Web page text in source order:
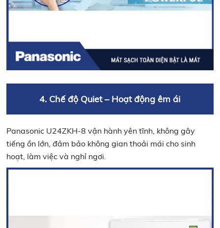
4. Chế độ Quiet – Hoạt động êm ái
Panasonic U24ZKH-8 vận hành yên tĩnh, không gây
tiếng ồn lớn, đảm bảo không gian thoải mái cho sinh
hoạt, làm việc và nghỉ ngơi.